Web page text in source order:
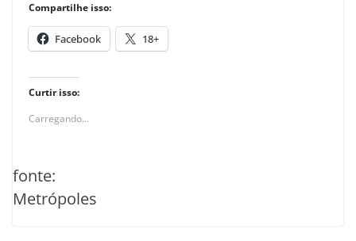
Compartilhe isso:
Facebook 18+
Curtir isso:
Carregando...
fonte:
Metrópoles